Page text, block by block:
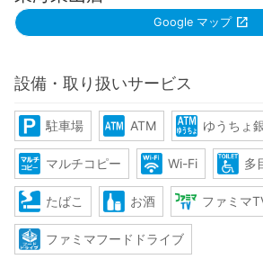
Google マップ
設備・取り扱いサービス
駐車場 ATM ゆうちょ
マルチコピー Wi-Fi 多
たばこ お酒 ファミマ
ファミマフードドライブ